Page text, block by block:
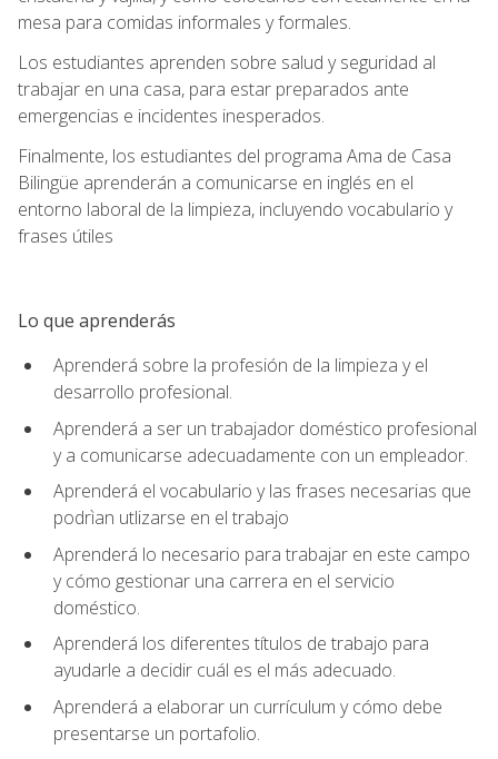
mesa para comidas informales y formales.
Los estudiantes aprenden sobre salud y seguridad al
trabajar en una casa, para estar preparados ante
emergencias e incidentes inesperados.
Finalmente, los estudiantes del programa Ama de Casa
Bilingüe aprenderán a comunicarse en inglés en el
entorno laboral de la limpieza, incluyendo vocabulario y
frases útiles
Lo que aprenderás
Aprenderá sobre la profesión de la limpieza y el
desarrollo profesional.
Aprenderá a ser un trabajador doméstico profesional
y a comunicarse adecuadamente con un empleador.
Aprenderá el vocabulario y las frases necesarias que
podrìan utlizarse en el trabajo
Aprenderá lo necesario para trabajar en este campo
y cómo gestionar una carrera en el servicio
doméstico.
Aprenderá los diferentes títulos de trabajo para
ayudarle a decidir cuál es el más adecuado.
Aprenderá a elaborar un currículum y cómo debe
presentarse un portafolio.